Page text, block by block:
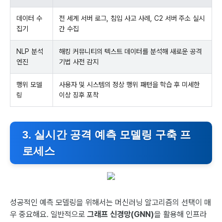
데이터 수
집기
전 세계 서버 로그, 침입 사고 사례, C2 서버 주소 실시
간 수집
NLP 분석
엔진
해킹 커뮤니티의 텍스트 데이터를 분석해 새로운 공격
기법 사전 감지
행위 모델
링
사용자 및 시스템의 정상 행위 패턴을 학습 후 미세한
이상 징후 포착
3. 실시간 공격 예측 모델링 구축 프
로세스
성공적인 예측 모델링을 위해서는 머신러닝 알고리즘의 선택이 매
우 중요해요. 일반적으로 그래프 신경망(GNN)을 활용해 인프라